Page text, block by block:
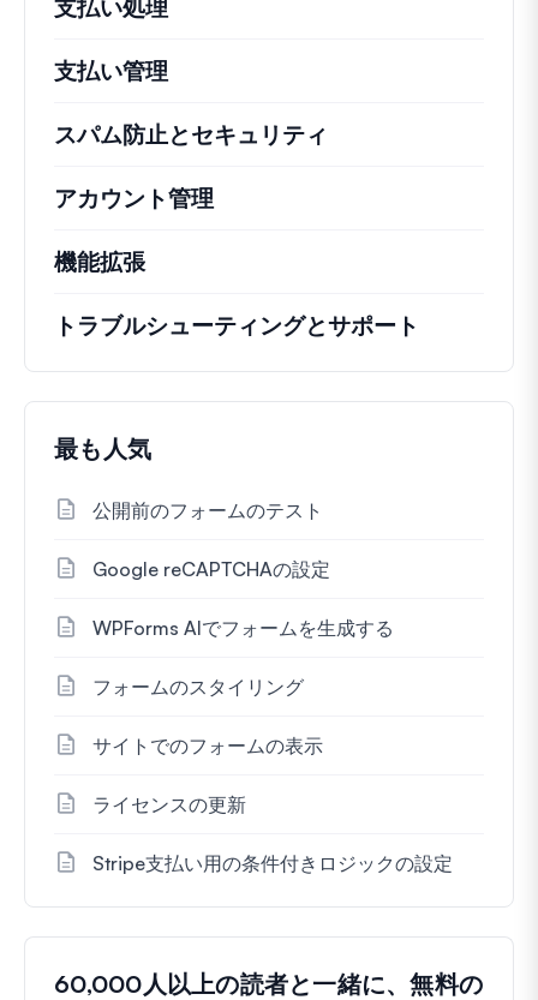
支払い処理
支払い管理
スパム防止とセキュリティ
アカウント管理
機能拡張
トラブルシューティングとサポート
最も人気
公開前のフォームのテスト
Google reCAPTCHAの設定
WPForms AIでフォームを生成する
フォームのスタイリング
サイトでのフォームの表示
ライセンスの更新
Stripe支払い用の条件付きロジックの設定
60,000人以上の読者と一緒に、無料の